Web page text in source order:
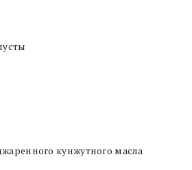
кунжутного масла